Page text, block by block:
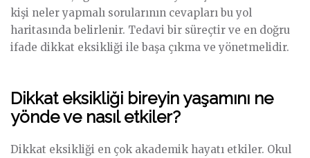
kişi neler yapmalı sorularının cevapları bu yol
haritasında belirlenir. Tedavi bir süreçtir ve en doğru
ifade dikkat eksikliği ile başa çıkma ve yönetmelidir.
Dikkat eksikliği bireyin yaşamını ne
yönde ve nasıl etkiler?
Dikkat eksikliği en çok akademik hayatı etkiler. Okul